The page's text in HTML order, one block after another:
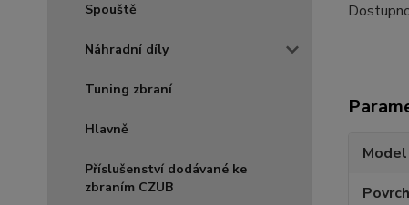
Spouště
Náhradní díly
Tuning zbraní
Hlavně
Příslušenství dodávané ke
zbraním CZUB